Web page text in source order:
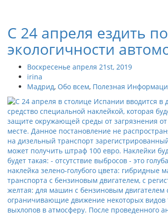
С 24 апреля ездить
экологичности
Воскресенье апреля 21st, 2019
irina
Мадрид, Обо всем, Полезная